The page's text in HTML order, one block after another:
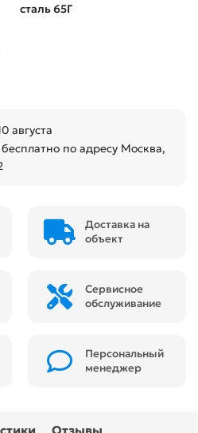
сталь 65Г
августа
бесплатно по адресу Москва,
Доставка на
объект
Сервисное
обслуживание
Персональный
менеджер